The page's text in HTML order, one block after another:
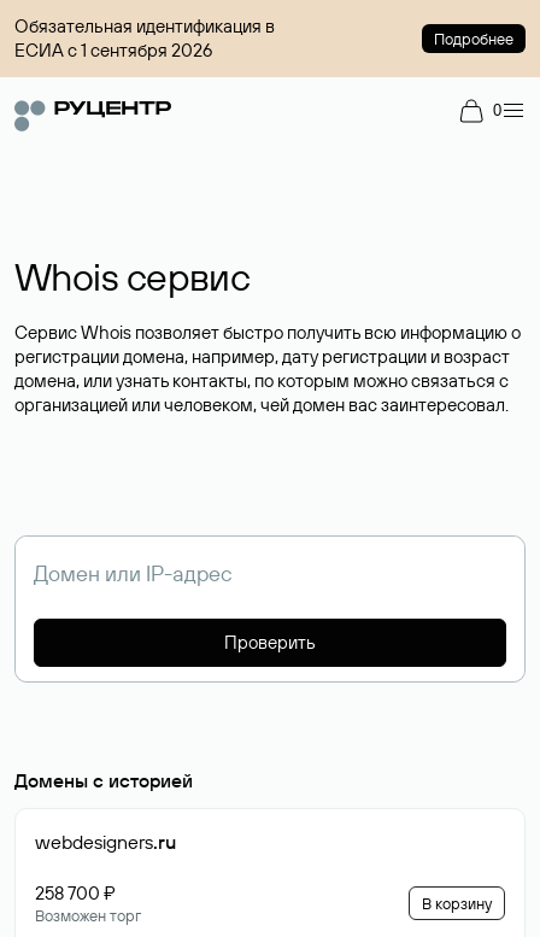
Обязательная идентификация в
ЕСИА с 1 сентября 2026
Подробнее
0
Whois сервис
Сервис Whois позволяет быстро получить всю информацию о
регистрации домена, например, дату регистрации и возраст
домена, или узнать контакты, по которым можно связаться с
организацией или человеком, чей домен вас заинтересовал.
Проверить
Домены с историей
webdesigners.ru
258 700 ₽
Возможен торг
В корзину